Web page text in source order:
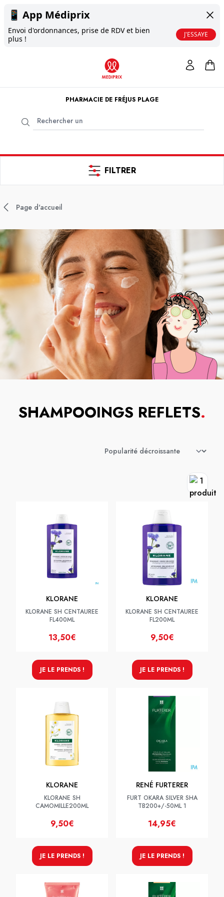
📱 App Médiprix
Envoi d'ordonnances, prise de RDV et bien
plus !
J'ESSAYE
PHARMACIE DE FRÉJUS PLAGE
FILTRER
Page d'accueil
SHAMPOOINGS REFLETS.
KLORANE
KLORANE SH CENTAUREE
FL400ML
13,50€
JE LE PRENDS !
KLORANE
KLORANE SH CENTAUREE
FL200ML
9,50€
JE LE PRENDS !
KLORANE
KLORANE SH
CAMOMILLE200ML
9,50€
JE LE PRENDS !
RENÉ FURTERER
FURT OKARA SILVER SHA
TB200+/-50ML 1
14,95€
JE LE PRENDS !